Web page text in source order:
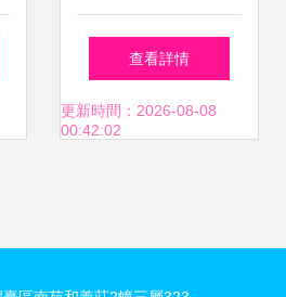
方案 用迅捷流程圖
軟件高效規劃產品
查看詳情
更新時間：2026-08-08
00:42:02